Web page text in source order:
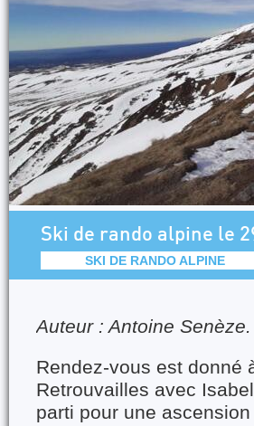
Ski de rando alpine le
SKI DE RANDO ALPINE
Auteur : Antoine Senèze.
Rendez-vous est donné
Retrouvailles avec
parti pour une